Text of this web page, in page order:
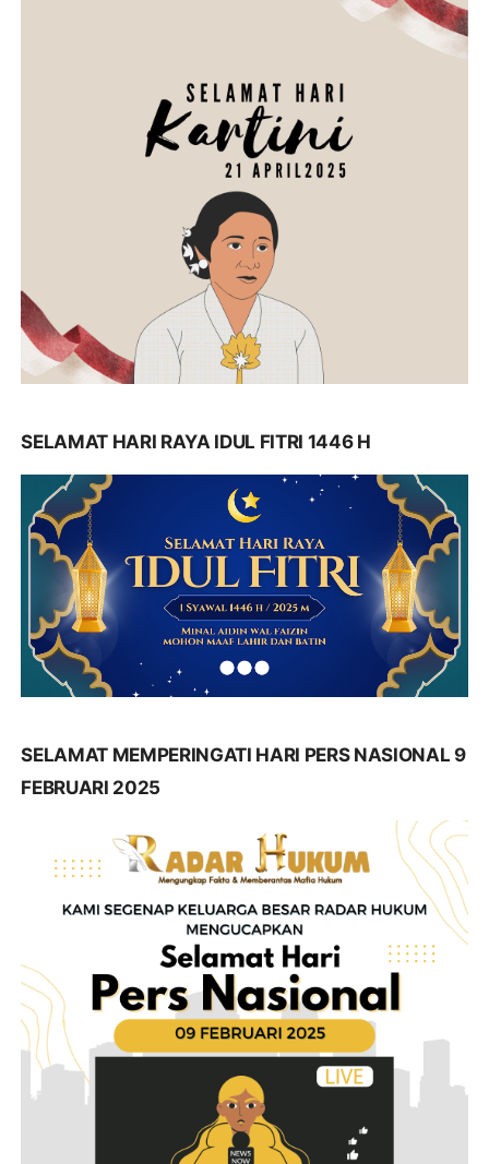
SELAMAT HARI RAYA IDUL FITRI 1446 H
SELAMAT MEMPERINGATI HARI PERS NASIONAL 9
FEBRUARI 2025